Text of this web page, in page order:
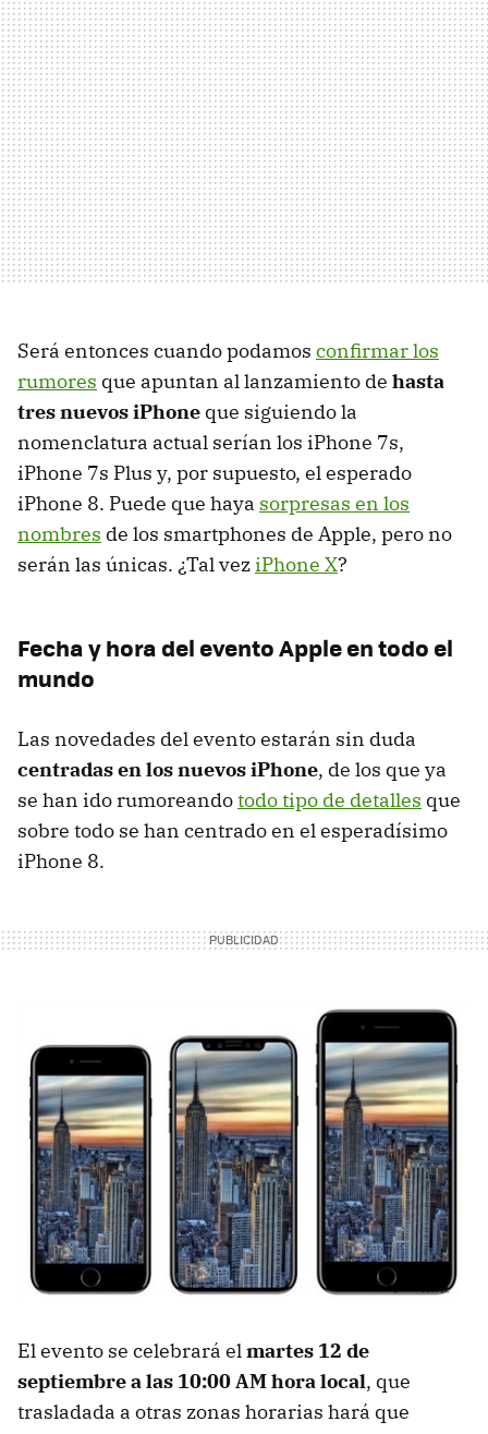
Será entonces cuando podamos confirmar los
rumores que apuntan al lanzamiento de hasta
tres nuevos iPhone que siguiendo la
nomenclatura actual serían los iPhone 7s,
iPhone 7s Plus y, por supuesto, el esperado
iPhone 8. Puede que haya sorpresas en los
nombres de los smartphones de Apple, pero no
serán las únicas. ¿Tal veziPhone X?
Fecha y hora del evento Apple en todo el
mundo
Las novedades del evento estarán sin duda
centradas en los nuevos iPhone, de los que ya
se han ido rumoreandotodo tipo de detalles que
sobre todo se han centrado en el esperadísimo
iPhone 8.
El evento se celebrará el martes 12 de
septiembre a las 10:00 AM hora local, que
trasladada a otras zonas horarias hará que